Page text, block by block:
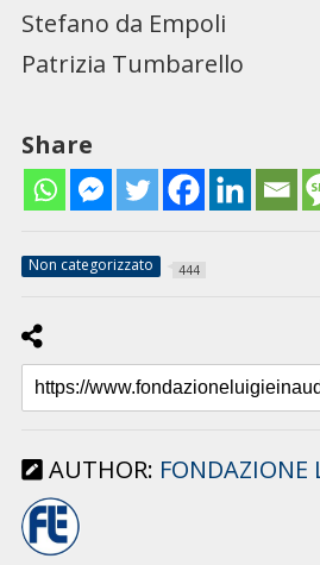
Stefano da Empoli
Patrizia Tumbarello
Share
Non categorizzato 444
AUTHOR: